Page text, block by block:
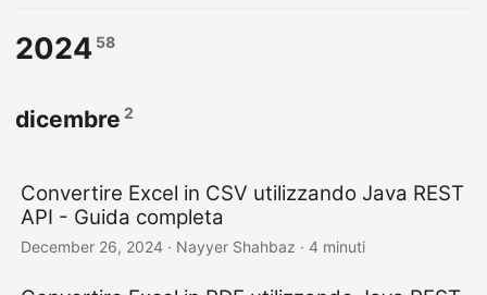
2024 58
dicembre 2
Convertire Excel in CSV utilizzando Java REST
API - Guida completa
December 26, 2024 · Nayyer Shahbaz · 4 minuti